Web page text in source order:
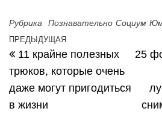
Рубрика Познавательно Социум
Навигация по
Предыдущая запись
ПРЕДЫДУЩАЯ
11 крайне полезных
трюков, которые очень
даже могут пригодиться
в жизни
25